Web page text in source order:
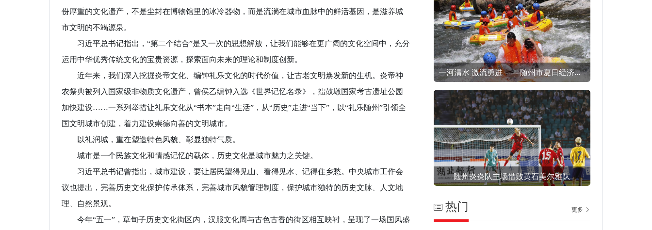
份厚重的文化遗产，不是尘封在博物馆里的冰冷器物，而是流淌在城市血脉中的鲜活基因，是滋养城
市文明的不竭源泉。
习近平总书记指出，“第二个结合”是又一次的思想解放，让我们能够在更广阔的文化空间中，充分
运用中华优秀传统文化的宝贵资源，探索面向未来的理论和制度创新。
近年来，我们深入挖掘炎帝文化、编钟礼乐文化的时代价值，让古老文明焕发新的生机。炎帝神
农祭典被列入国家级非物质文化遗产，曾侯乙编钟入选《世界记忆名录》，擂鼓墩国家考古遗址公园
加快建设……一系列举措让礼乐文化从“书本”走向“生活”，从“历史”走进“当下”，以“礼乐随州”引领全
国文明城市创建，着力建设崇德向善的文明城市。
以礼润城，重在塑造特色风貌、彰显独特气质。
城市是一个民族文化和情感记忆的载体，历史文化是城市魅力之关键。
习近平总书记曾指出，城市建设，要让居民望得见山、看得见水、记得住乡愁。中央城市工作会
议也提出，完善历史文化保护传承体系，完善城市风貌管理制度，保护城市独特的历史文脉、人文地
理、自然景观。
今年“五一”，草甸子历史文化街区内，汉服文化周与古色古香的街区相互映衬，呈现了一场国风盛
一河清水 激流勇进 ——随州市夏日经济（消费）观察之一
随州炎炎队主场惜败黄石美尔雅队
热门 更多